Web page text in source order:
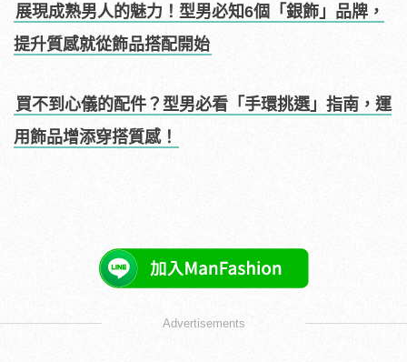
展現成熟男人的魅力！型男必知6個「銀飾」品牌，
提升質感就從飾品搭配開始
買不到心儀的配件？型男必看「手環挑選」指南，運
用飾品增添穿搭質感！
Advertisements